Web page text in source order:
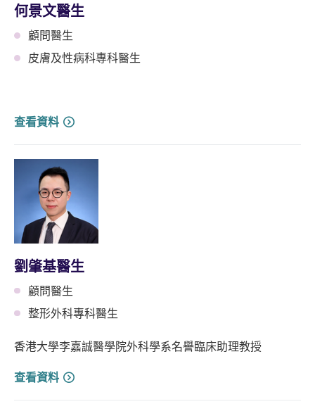
何景文醫生
顧問醫生
皮膚及性病科專科醫生
查看資料
劉肇基醫生
顧問醫生
整形外科專科醫生
香港大學李嘉誠醫學院外科學系名譽臨床助理教授
查看資料